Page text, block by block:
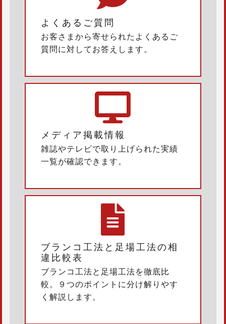
よくあるご質問
お客さまから寄せられたよくあるご
質問に対してお答えします。
メディア掲載情報
雑誌やテレビで取り上げられた実績
一覧が確認できます。
ブランコ工法と足場工法の相
違比較表
ブランコ工法と足場工法を徹底比
較。９つのポイントに分け解りやす
く解説します。